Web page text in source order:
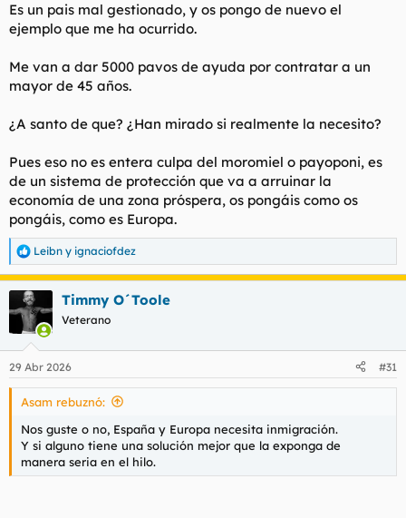
Es un pais mal gestionado, y os pongo de nuevo el
ejemplo que me ha ocurrido.
Me van a dar 5000 pavos de ayuda por contratar a un
mayor de 45 años.
¿A santo de que? ¿Han mirado si realmente la necesito?
Pues eso no es entera culpa del moromiel o payoponi, es
de un sistema de protección que va a arruinar la
economía de una zona próspera, os pongáis como os
pongáis, como es Europa.
R
e
a
c
e
s
Leibn y ignaciofdez
Timmy O´Toole
Veterano
29 Abr 2026 #31
Asam rebuznó:
Nos guste o no, España y Europa necesita inmigración.
Y si alguno tiene una solución mejor que la exponga de
manera seria en el hilo.